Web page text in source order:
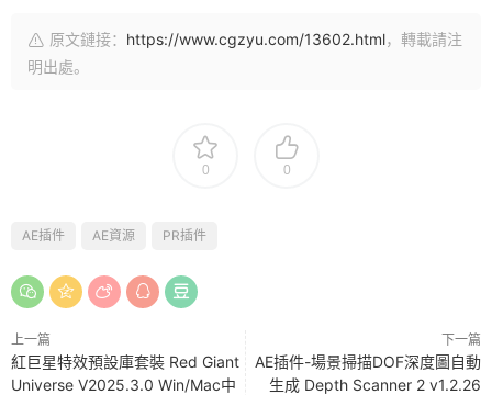
原文鏈接： https://www.cgzyu.com/13602.html，轉載請注
明出處。
0 0
AE插件 AE資源 PR插件
上一篇
紅巨星特效預設庫套裝 Red Giant
Universe V2025.3.0 Win/Mac中
下一篇
AE插件-場景掃描DOF深度圖自動
生成 Depth Scanner 2 v1.2.26